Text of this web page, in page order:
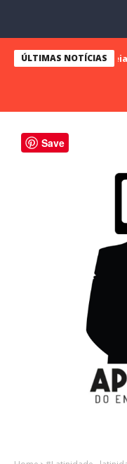
ÚLTIMAS NOTÍCIAS
estreia série especial
Save